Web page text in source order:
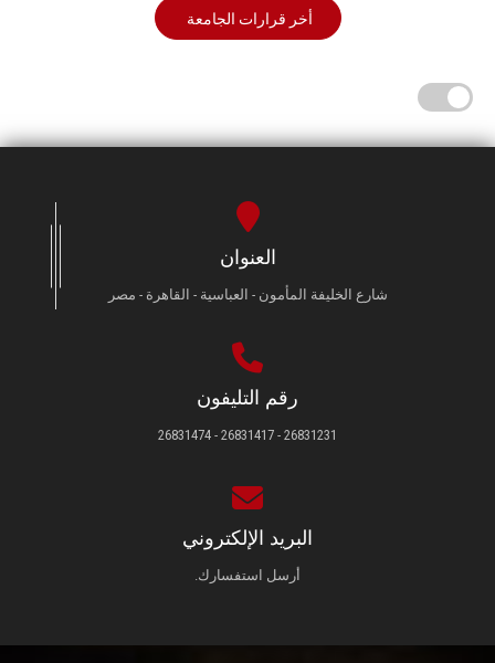
أخر قرارات الجامعة
العنوان
شارع الخليفة المأمون - العباسية - القاهرة - مصر
رقم التليفون
26831231 - 26831417 - 26831474
البريد الإلكتروني
أرسل استفسارك.